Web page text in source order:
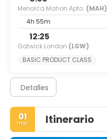
Menorca Mahon Apto. (MAH)
4h 55m
12:25
Gatwick London (LGW)
BASIC PRODUCT CLASS
Detalles
01
mar Itinerario